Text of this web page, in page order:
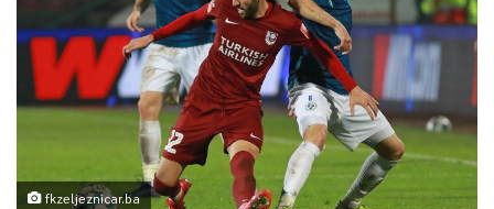
fkzeljeznicar.ba